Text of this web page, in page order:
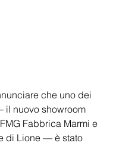
che uno dei
il nuovo showroom
Fabbrica Marmi e
di Lione — è stato